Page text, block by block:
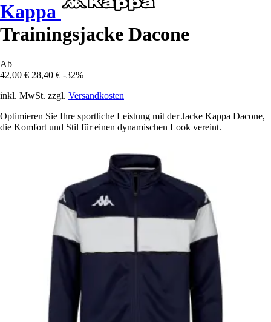
Kappa
Trainingsjacke Dacone
Ab
42,00 € 28,40 € -32%
inkl. MwSt. zzgl. Versandkosten
Optimieren Sie Ihre sportliche Leistung mit der Jacke Kappa Dacone,
die Komfort und Stil für einen dynamischen Look vereint.